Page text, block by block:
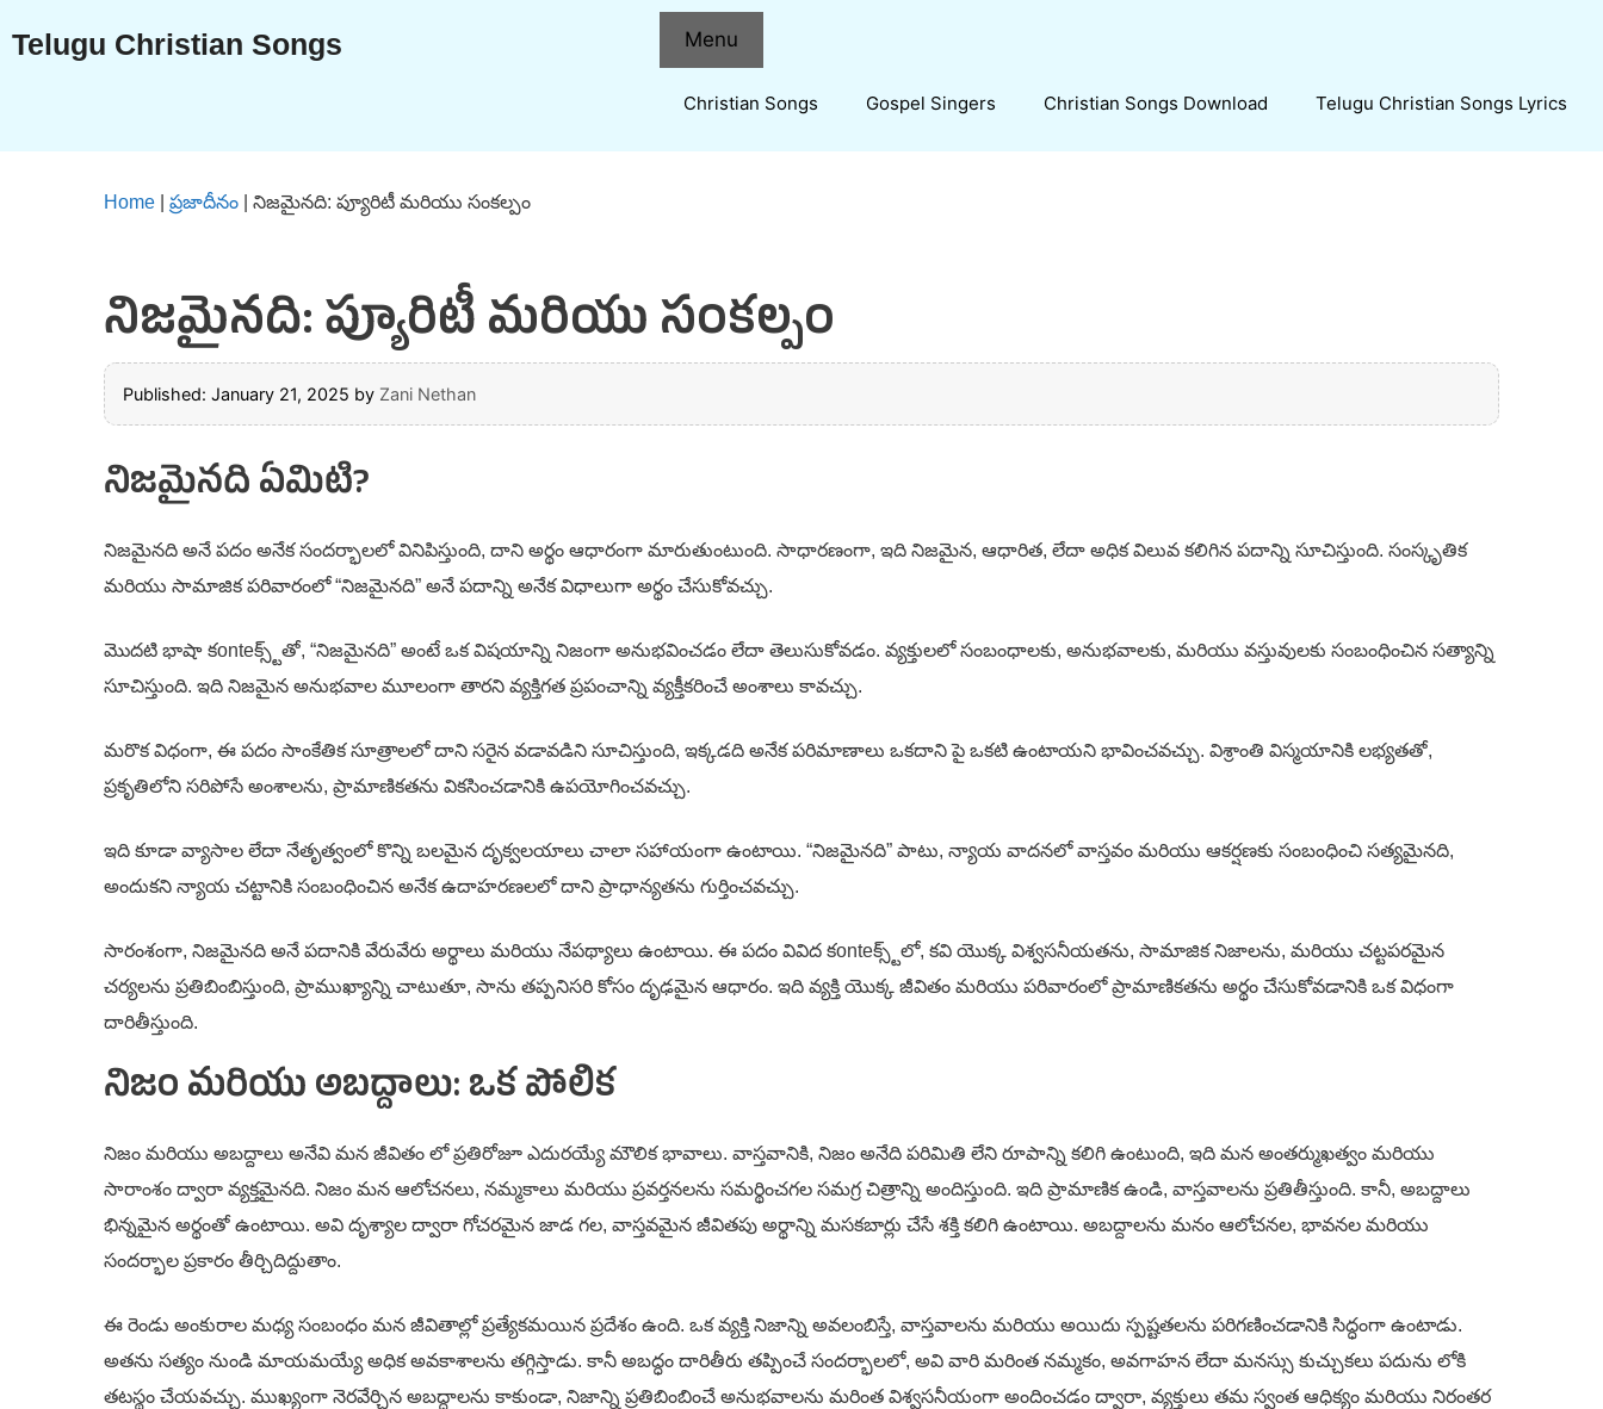
Telugu Christian Songs Menu
Christian Songs Gospel Singers Christian Songs Download Telugu Christian Songs Lyrics
Home ప్రజాదీనం నిజమైనది: ప్యూరిటీ మరియు సంకల్పం
నిజమైనది: ప్యూరిటీ మరియు సంకల్పం
Published: January 21, 2025 by Zani Nethan
నిజమైనది ఏమిటి?
నిజమైనది అనే పదం అనేక సందర్భాలలో వినిపిస్తుంది, దాని అర్థం ఆధారంగా మారుతుంటుంది. సాధారణంగా, ఇది నిజమైన, ఆధారిత, లేదా అధిక విలువ కలిగిన పదాన్ని సూచిస్తుంది. సంస్కృతిక
మరియు సామాజిక పరివారంలో “నిజమైనది” అనే పదాన్ని అనేక విధాలుగా అర్థం చేసుకోవచ్చు.
మొదటి భాషా కonteక్స్ట్‌తో, “నిజమైనది” అంటే ఒక విషయాన్ని నిజంగా అనుభవించడం లేదా తెలుసుకోవడం. వ్యక్తులలో సంబంధాలకు, అనుభవాలకు, మరియు వస్తువులకు సంబంధించిన సత్యాన్ని
సూచిస్తుంది. ఇది నిజమైన అనుభవాల మూలంగా తారని వ్యక్తిగత ప్రపంచాన్ని వ్యక్తీకరించే అంశాలు కావచ్చు.
మరొక విధంగా, ఈ పదం సాంకేతిక సూత్రాలలో దాని సరైన వడావడిని సూచిస్తుంది, ఇక్కడది అనేక పరిమాణాలు ఒకదాని పై ఒకటి ఉంటాయని భావించవచ్చు. విశ్రాంతి విస్మయానికి లభ్యతతో,
ప్రకృతిలోని సరిపోసే అంశాలను, ప్రామాణికతను వికసించడానికి ఉపయోగించవచ్చు.
ఇది కూడా వ్యాసాల లేదా నేతృత్వంలో కొన్ని బలమైన దృక్వలయాలు చాలా సహాయంగా ఉంటాయి. “నిజమైనది” పాటు, న్యాయ వాదనలో వాస్తవం మరియు ఆకర్షణకు సంబంధించి సత్యమైనది,
అందుకని న్యాయ చట్టానికి సంబంధించిన అనేక ఉదాహరణలలో దాని ప్రాధాన్యతను గుర్తించవచ్చు.
సారంశంగా, నిజమైనది అనే పదానికి వేరువేరు అర్థాలు మరియు నేపథ్యాలు ఉంటాయి. ఈ పదం వివిద కonteక్స్ట్‌లో, కవి యొక్క విశ్వసనీయతను, సామాజిక నిజాలను, మరియు చట్టపరమైన
చర్యలను ప్రతిబింబిస్తుంది, ప్రాముఖ్యాన్ని చాటుతూ, సాను తప్పనిసరి కోసం దృఢమైన ఆధారం. ఇది వ్యక్తి యొక్క జీవితం మరియు పరివారంలో ప్రామాణికతను అర్థం చేసుకోవడానికి ఒక విధంగా
దారితీస్తుంది.
నిజం మరియు అబద్దాలు: ఒక పోలిక
నిజం మరియు అబద్దాలు అనేవి మన జీవితం లో ప్రతిరోజూ ఎదురయ్యే మౌలిక భావాలు. వాస్తవానికి, నిజం అనేది పరిమితి లేని రూపాన్ని కలిగి ఉంటుంది, ఇది మన అంతర్ముఖత్వం మరియు
సారాంశం ద్వారా వ్యక్తమైనది. నిజం మన ఆలోచనలు, నమ్మకాలు మరియు ప్రవర్తనలను సమర్థించగల సమగ్ర చిత్రాన్ని అందిస్తుంది. ఇది ప్రామాణిక ఉండి, వాస్తవాలను ప్రతితీస్తుంది. కానీ, అబద్దాలు
భిన్నమైన అర్థంతో ఉంటాయి. అవి దృశ్యాల ద్వారా గోచరమైన జాడ గల, వాస్తవమైన జీవితపు అర్థాన్ని మసకబార్లు చేసే శక్తి కలిగి ఉంటాయి. అబద్దాలను మనం ఆలోచనల, భావనల మరియు
సందర్భాల ప్రకారం తీర్చిదిద్దుతాం.
ఈ రెండు అంకురాల మధ్య సంబంధం మన జీవితాల్లో ప్రత్యేకమయిన ప్రదేశం ఉంది. ఒక వ్యక్తి నిజాన్ని అవలంబిస్తే, వాస్తవాలను మరియు అయిదు స్పష్టతలను పరిగణించడానికి సిద్ధంగా ఉంటాడు.
అతను సత్యం నుండి మాయమయ్యే అధిక అవకాశాలను తగ్గిస్తాడు. కానీ అబద్ధం దారితీరు తప్పించే సందర్భాలలో, అవి వారి మరింత నమ్మకం, అవగాహన లేదా మనస్సు కుచ్చుకలు పదును లోకి
తటస్థం చేయవచ్చు. ముఖ్యంగా నెరవేర్చిన అబద్ధాలను కాకుండా, నిజాన్ని ప్రతిబింబించే అనుభవాలను మరింత విశ్వసనీయంగా అందించడం ద్వారా, వ్యక్తులు తమ స్వంత ఆధిక్యం మరియు నిరంతర